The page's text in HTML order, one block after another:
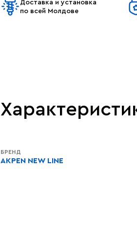
Доставка и установка
по всей Молдове
БРЕНД
AKPEN NEW LINE